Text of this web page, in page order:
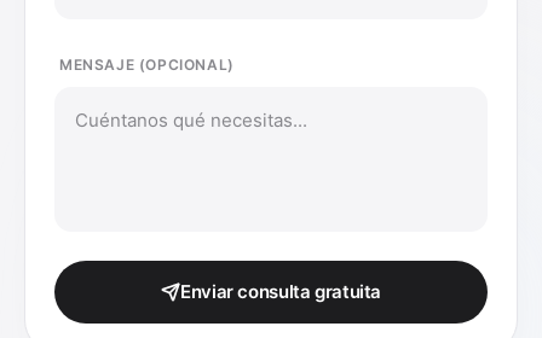
MENSAJE (OPCIONAL)
Enviar consulta gratuita